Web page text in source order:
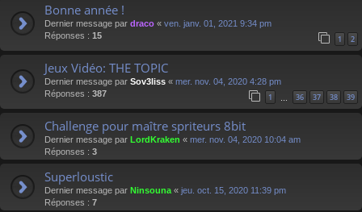
Bonne année !
Dernier message par draco « ven. janv. 01, 2021 9:34 pm
Réponses : 15 1 2
Jeux Vidéo: THE TOPIC
Dernier message par Sov3liss « mer. nov. 04, 2020 4:28 pm
Réponses : 387 1 … 36 37 38 39
Challenge pour maître spriteurs 8bit
Dernier message par LordKraken « mer. nov. 04, 2020 10:04 am
Réponses : 3
Superloustic
Dernier message par Ninsouna « jeu. oct. 15, 2020 11:39 pm
Réponses : 7